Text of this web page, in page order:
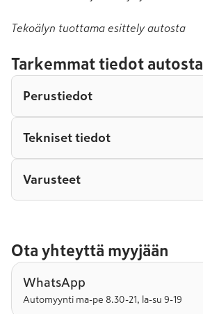
Tekoälyn tuottama esittely autosta
Tarkemmat tiedot autosta
Perustiedot
Tekniset tiedot
Varusteet
Ota yhteyttä myyjään
WhatsApp
Automyynti ma-pe 8.30-21, la-su 9-19